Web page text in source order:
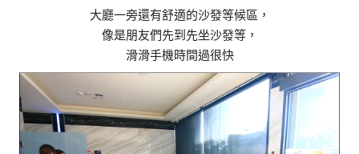
大廳一旁還有舒適的沙發等候區，
像是朋友們先到先坐沙發等，
滑滑手機時間過很快